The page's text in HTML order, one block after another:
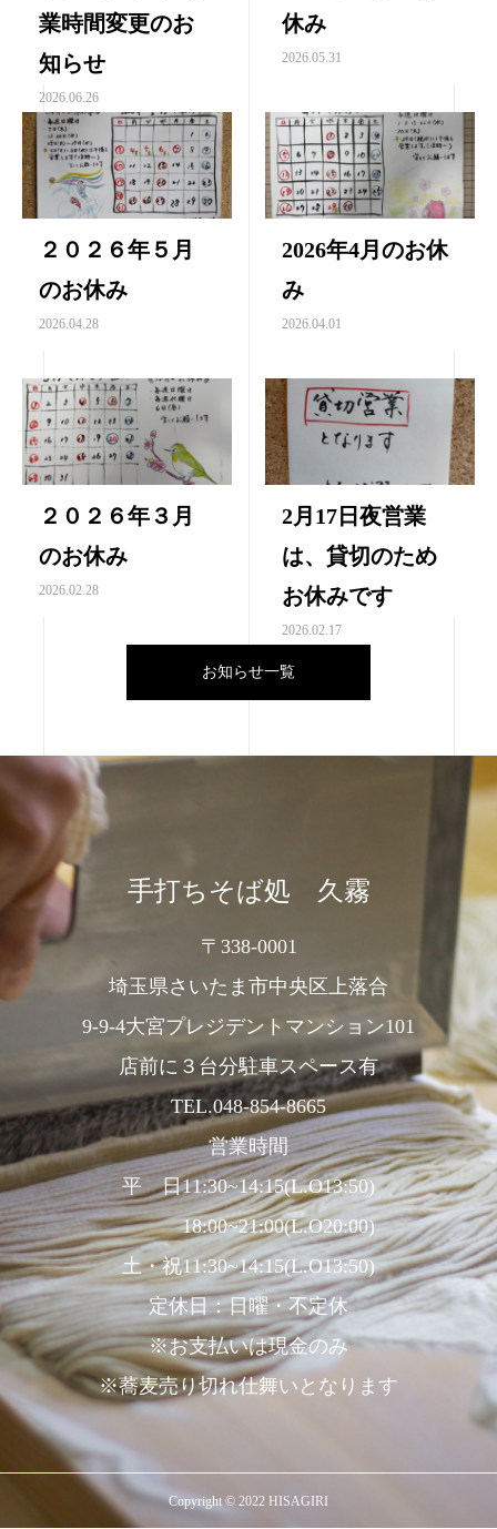
業時間変更のお
知らせ
2026.06.26
休み
2026.05.31
２０２６年５月
のお休み
2026.04.28
2026年4月のお休
み
2026.04.01
２０２６年３月
のお休み
2026.02.28
2月17日夜営業
は、貸切のため
お休みです
2026.02.17
お知らせ一覧
手打ちそば処 久霧
〒338-0001
埼玉県さいたま市中央区上落合
9-9-4大宮プレジデントマンション101
店前に３台分駐車スペース有
TEL.048-854-8665
営業時間
平 日11:30~14:15(L.O13:50)
18:00~21:00(L.O20:00)
土・祝11:30~14:15(L.O13:50)
定休日：日曜・不定休
※お支払いは現金のみ
※蕎麦売り切れ仕舞いとなります
Copyright © 2022 HISAGIRI